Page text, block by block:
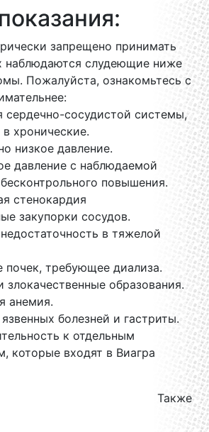
запрещено принимать
наблюдаются слудеющие ниже
Пожалуйста, ознакомьтесь с
сердечно-сосудистой системы,
хронические.
низкое давление.
давление с наблюдаемой
повышения.
стенокардия
закупорки сосудов.
в тяжелой
почек, требующее диализа.
образования.
анемия.
болезней и гастриты.
к отдельным
которые входят в Виагра
Также